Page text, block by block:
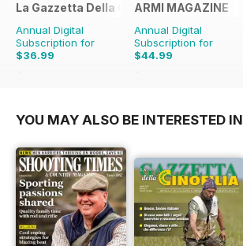
La Gazzetta Della Cinofilia Venatoria
Annual Digital
Subscription for
$36.99
$47.88
ARMI MAGAZINE
Annual Digital
Subscription for
$44.99
$47.88
YOU MAY ALSO BE INTERESTED IN